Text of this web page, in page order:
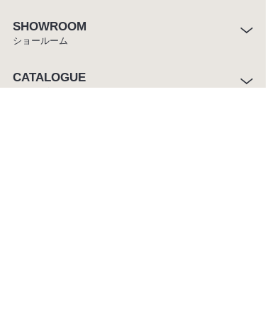
SHOWROOM
ショールーム
CATALOGUE